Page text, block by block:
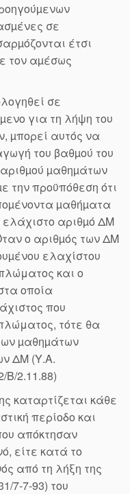
σε
έτσι
τον αµέσως
σε
για τη λήψη του
µπορεί αυτός να
του βαθµού του
µαθηµάτων
την προϋπόθεση ότι
µαθήµατα
ελάχιστο αριθµό ΔΜ
ο αριθµός των ΔΜ
ελαχίστου
και ο
οποία
που
τότε θα
µαθηµάτων
ΔΜ (Υ.Α.
Β/2.11.88)
καταρτίζεται κάθε
περίοδο και
απόκτησαν
είτε κατά το
από τη λήξη της
7-7-93) του